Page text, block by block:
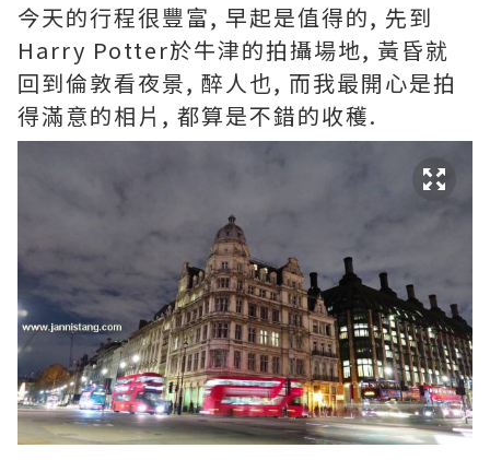
今天的行程很豐富, 早起是值得的, 先到
Harry Potter於牛津的拍攝場地, 黃昏就
回到倫敦看夜景, 醉人也, 而我最開心是拍
得滿意的相片, 都算是不錯的收穫.